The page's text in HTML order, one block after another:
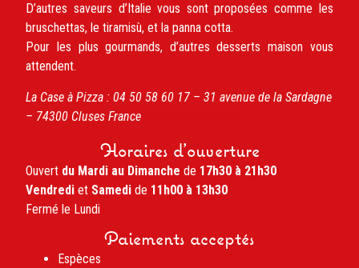
D’autres saveurs d’Italie vous sont proposées comme les
bruschettas, le tiramisù, et la panna cotta.
Pour les plus gourmands, d’autres desserts maison vous
attendent.
La Case à Pizza :04 50 58 60 17 –31 avenue de la Sardagne
– 74300 Cluses France
Horaires d'ouverture
Ouvert du Mardi au Dimanche de 17h30 à 21h30
Vendredi et Samedi de 11h00 à 13h30
Fermé le Lundi
Paiements acceptés
Espèces